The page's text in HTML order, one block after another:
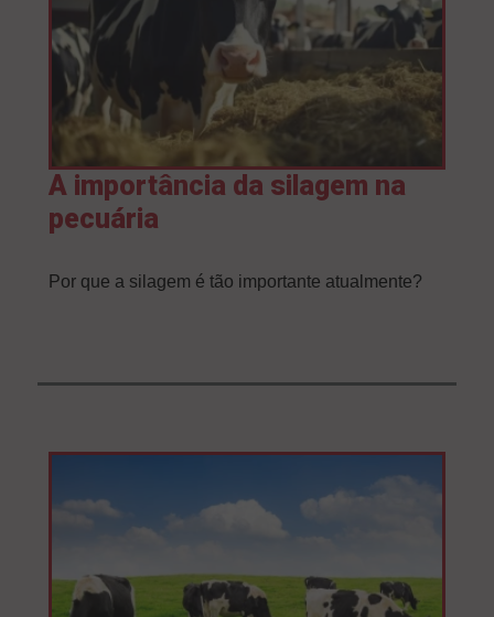
A importância da silagem na
pecuária
Por que a silagem é tão importante atualmente?